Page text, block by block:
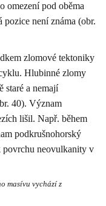
omezení pod oběma
pozice není známa (obr.
zlomové tektoniky
Hlubinné zlomy
staré a nemají
40). Význam
lišil. Např. během
podkrušnohorský
neovulkanity v
masívu vychází z